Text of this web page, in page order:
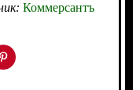
Коммерсантъ